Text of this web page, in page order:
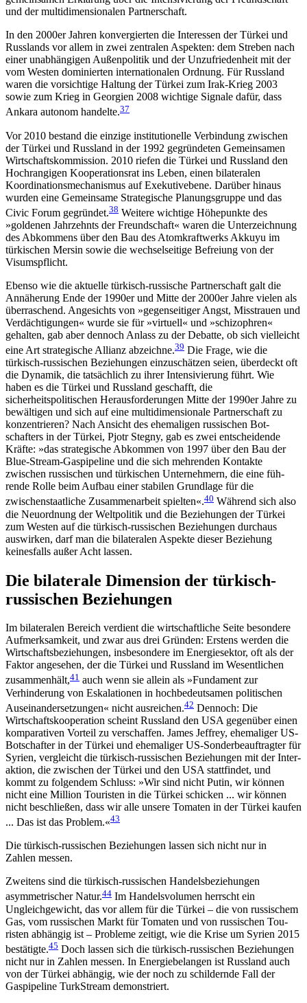
und der multidimensionalen Partnerschaft.
In den 2000er Jahren konvergierten die Interessen der Türkei und
Russlands vor allem in zwei zentralen Aspekten: dem Streben nach
einer unabhängigen Außenpolitik und der Unzufriedenheit mit der
vom Westen dominierten internationalen Ordnung. Für Russland
waren die vorsichtige Haltung der Türkei zum Irak-Krieg 2003
sowie zum Krieg in Georgien 2008 wichtige Signale dafür, dass
Ankara autonom handelte.37
Vor 2010 bestand die einzige institutionelle Verbindung zwischen
der Türkei und Russland in der 1992 gegründeten Gemeinsamen
Wirtschaftskommission. 2010 riefen die Türkei und Russland den
Hoch­rangigen Kooperationsrat ins Leben, einen bilateralen
Koordinationsmechanismus auf Exekutivebene. Dar­über hinaus
wurden eine Gemeinsame Strategische Planungsgruppe und das
Civic Forum gegründet.38 Weitere wichtige Höhepunkte des
»goldenen Jahr­zehnts der Freundschaft« waren die Unterzeichnung
des Abkommens über den Bau des Atomkraftwerks Akkuyu im
türkischen Mersin sowie die wechselsei­tige Befreiung von der
Visumspflicht.
Ebenso wie die aktuelle türkisch-russische Partnerschaft galt die
Annäherung Ende der 1990er und Mitte der 2000er Jahre vielen als
überraschend. An­gesichts von »gegenseitiger Angst, Misstrauen und
Verdächtigungen« wurde sie für »virtuell« und »schizo­phren«
gehalten, gab aber dennoch Anlass zu der Debatte, ob sich vielleicht
eine Art strategische Allianz abzeichne.39 Die Frage, wie die
türkisch-rus­sischen Beziehungen einzuschätzen seien, überdeckt oft
die Dynamik, die tatsächlich zu ihrer Intensivierung führt. Wie
haben es die Türkei und Russland ge­schafft, die
sicherheitspolitischen Herausforderungen Mitte der 1990er Jahre zu
bewältigen und sich auf eine multidimensionale Partnerschaft zu
konzentrieren? Nach Ansicht des ehemaligen russischen Bot­
schafters in der Türkei, Pjotr Stegny, gab es zwei entscheidende
Kräfte: »das strategische Abkommen von 1997 über den Bau der
Blue-Stream-Gaspipeline und die sich mehrenden Kontakte
zwischen russischen und türkischen Unternehmern, die eine füh­
rende Rolle beim Aufbau einer stabilen Grundlage für die
zwischenstaatliche Zusammenarbeit spielten«.40 Wäh­rend sich also
die Neuordnung der Weltpolitik und die Beziehungen der Türkei
zum Westen auf die türkisch-russischen Beziehungen durchaus
auswirken, darf man die bilateralen Aspekte dieser Beziehung
keinesfalls außer Acht lassen.
Die bilaterale Dimension der türkisch-
russischen Beziehungen
Im bilateralen Bereich verdient die wirtschaftliche Seite besondere
Aufmerksamkeit, und zwar aus drei Gründen: Erstens werden die
Wirtschaftsbeziehungen, insbesondere im Energiesektor, oft als der
Faktor angesehen, der die Türkei und Russland im Wesent­lichen
zusammenhält,41 auch wenn sie allein als »Fundament zur
Verhinderung von Eskalationen in hochbedeutsamen politischen
Auseinandersetzungen« nicht ausreichen.42 Dennoch: Die
Wirtschafts­kooperation scheint Russland den USA gegenüber einen
komparativen Vorteil zu verschaffen. James Jeffrey, ehemaliger US-
Botschafter in der Türkei und ehe­maliger US-Sonderbeauftragter für
Syrien, vergleicht die türkisch-russischen Beziehungen mit der Inter­
aktion, die zwischen der Türkei und den USA statt­findet, und
kommt zu folgendem Schluss: »Wir sind nicht Putin, wir können
nicht eine Million Tou­risten in die Türkei schicken ... wir können
nicht be­schließen, dass wir alle unsere Tomaten in der Türkei kaufen
... Das ist das Problem.«43
Die türkisch-russischen Beziehungen lassen sich nicht nur in
Zahlen messen.
Zweitens sind die türkisch-russischen Handels­beziehungen
asymmetrischer Natur.44 Im Handels­volumen herrscht ein
Ungleichgewicht, das vor allem für die Türkei – die von russischem
Gas, vom rus­sischen Markt für Tomaten und von russischen Tou­
risten abhängig ist – Probleme zeitigt, wie die Krise um Syrien 2015
bestätigte.45 Doch lassen sich die türkisch-russischen Beziehungen
nicht nur in Zahlen messen. In Energiebelangen ist Russland auch
von der Türkei abhängig, wie der noch zu schildernde Fall der
Gaspipeline TurkStream demonstriert.